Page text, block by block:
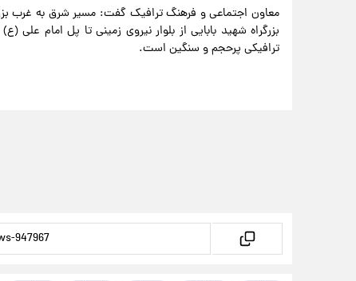
معاون اجتماعی و فرهنگ ترافیک گفت: مسیر شرق به غرب
بزرگراه شهید بابایی از بلوار نیروی زمینی تا پل امام
ترافیکی پرحجم و سنگین است.